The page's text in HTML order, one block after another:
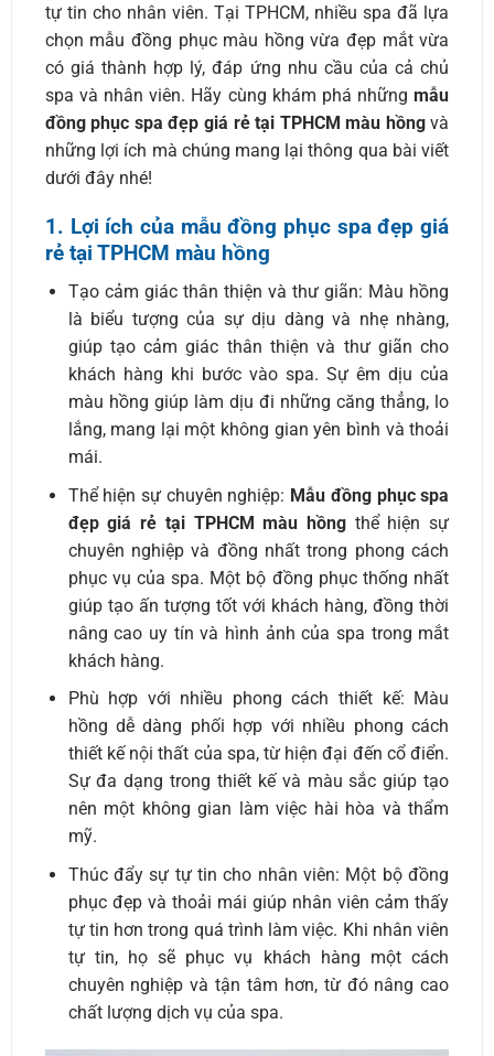
tự tin cho nhân viên. Tại TPHCM, nhiều spa đã lựa
chọn mẫu đồng phục màu hồng vừa đẹp mắt vừa
có giá thành hợp lý, đáp ứng nhu cầu của cả chủ
spa và nhân viên. Hãy cùng khám phá nhữngmẫu
đồng phục spa đẹp giá rẻ tại TPHCM màu hồngvà
những lợi ích mà chúng mang lại thông qua bài viết
dưới đây nhé!
1. Lợi ích của mẫu đồng phục spa đẹp giá
rẻ tại TPHCM màu hồng
Tạo cảm giác thân thiện và thư giãn: Màu hồng
là biểu tượng của sự dịu dàng và nhẹ nhàng,
giúp tạo cảm giác thân thiện và thư giãn cho
khách hàng khi bước vào spa. Sự êm dịu của
màu hồng giúp làm dịu đi những căng thẳng, lo
lắng, mang lại một không gian yên bình và thoải
mái.
Thể hiện sự chuyên nghiệp: Mẫu đồng phục spa
đẹp giá rẻ tại TPHCM màu hồng thể hiện sự
chuyên nghiệp và đồng nhất trong phong cách
phục vụ của spa. Một bộ đồng phục thống nhất
giúp tạo ấn tượng tốt với khách hàng, đồng thời
nâng cao uy tín và hình ảnh của spa trong mắt
khách hàng.
Phù hợp với nhiều phong cách thiết kế: Màu
hồng dễ dàng phối hợp với nhiều phong cách
thiết kế nội thất của spa, từ hiện đại đến cổ điển.
Sự đa dạng trong thiết kế và màu sắc giúp tạo
nên một không gian làm việc hài hòa và thẩm
mỹ.
Thúc đẩy sự tự tin cho nhân viên: Một bộ đồng
phục đẹp và thoải mái giúp nhân viên cảm thấy
tự tin hơn trong quá trình làm việc. Khi nhân viên
tự tin, họ sẽ phục vụ khách hàng một cách
chuyên nghiệp và tận tâm hơn, từ đó nâng cao
chất lượng dịch vụ của spa.